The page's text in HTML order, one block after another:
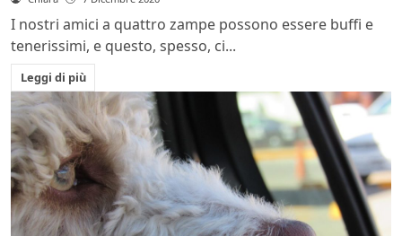
I nostri amici a quattro zampe possono essere buffi e
tenerissimi, e questo, spesso, ci...
Leggi di più